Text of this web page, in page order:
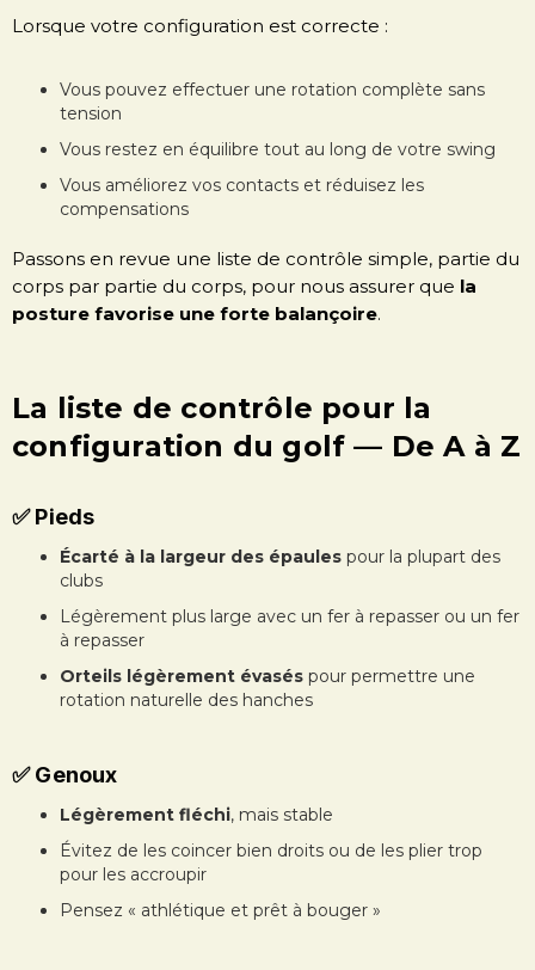
Lorsque votre configuration est correcte :
Vous pouvez effectuer une rotation complète sans
tension
Vous restez en équilibre tout au long de votre swing
Vous améliorez vos contacts et réduisez les
compensations
Passons en revue une liste de contrôle simple, partie du
corps par partie du corps, pour nous assurer que la
posture favorise une forte balançoire.
La liste de contrôle pour la
configuration du golf — De A à Z
✅ Pieds
Écarté à la largeur des épaules pour la plupart des
clubs
Légèrement plus large avec un fer à repasser ou un fer
à repasser
Orteils légèrement évasés pour permettre une
rotation naturelle des hanches
✅ Genoux
Légèrement fléchi, mais stable
Évitez de les coincer bien droits ou de les plier trop
pour les accroupir
Pensez « athlétique et prêt à bouger »